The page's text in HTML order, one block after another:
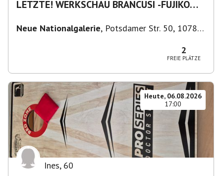
LETZTE! WERKSCHAU BRANCUSI -FUJIKO
Neue Nationalgalerie, Potsdamer Str. 50, 10785
2
FREIE PLÄTZE
Heute, 06.08.2026
17:00
Ines, 60